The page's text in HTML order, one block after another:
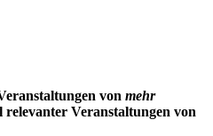
von mehr
relevanter Veranstaltungen von